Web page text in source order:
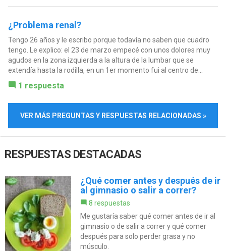
¿Problema renal?
Tengo 26 años y le escribo porque todavía no saben que cuadro
tengo. Le explico: el 23 de marzo empecé con unos dolores muy
agudos en la zona izquierda a la altura de la lumbar que se
extendía hasta la rodilla, en un 1er momento fui al centro de...
1 respuesta
VER MÁS PREGUNTAS Y RESPUESTAS RELACIONADAS »
RESPUESTAS DESTACADAS
¿Qué comer antes y después de ir
al gimnasio o salir a correr?
8 respuestas
Me gustaría saber qué comer antes de ir al
gimnasio o de salir a correr y qué comer
después para solo perder grasa y no
músculo.